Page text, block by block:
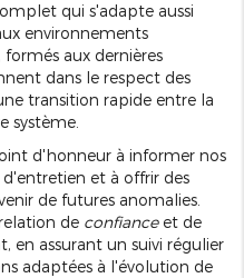
qui s'adapte aussi
environnements
aux dernières
dans le respect des
transition rapide entre la
système.
d'honneur à informer nos
et à offrir des
de futures anomalies.
de confianceet de
en assurant un suivi régulier
adaptées à l'évolution de